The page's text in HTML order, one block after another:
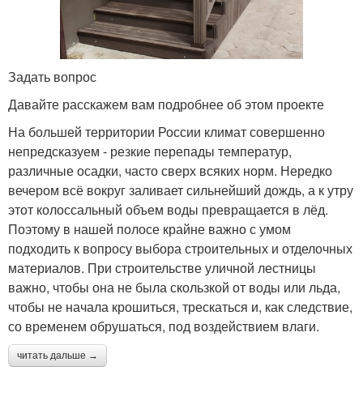
Задать вопрос
Давайте расскажем вам подробнее об этом проекте
На большей территории России климат совершенно
непредсказуем - резкие перепады температур,
различные осадки, часто сверх всяких норм. Нередко
вечером всё вокруг заливает сильнейший дождь, а к утру
этот колоссальный объем воды превращается в лёд.
Поэтому в нашей полосе крайне важно с умом
подходить к вопросу выбора строительных и отделочных
материалов. При строительстве уличной лестницы
важно, чтобы она не была скользкой от воды или льда,
чтобы не начала крошиться, трескаться и, как следствие,
со временем обрушаться, под воздействием влаги.
читать дальше →